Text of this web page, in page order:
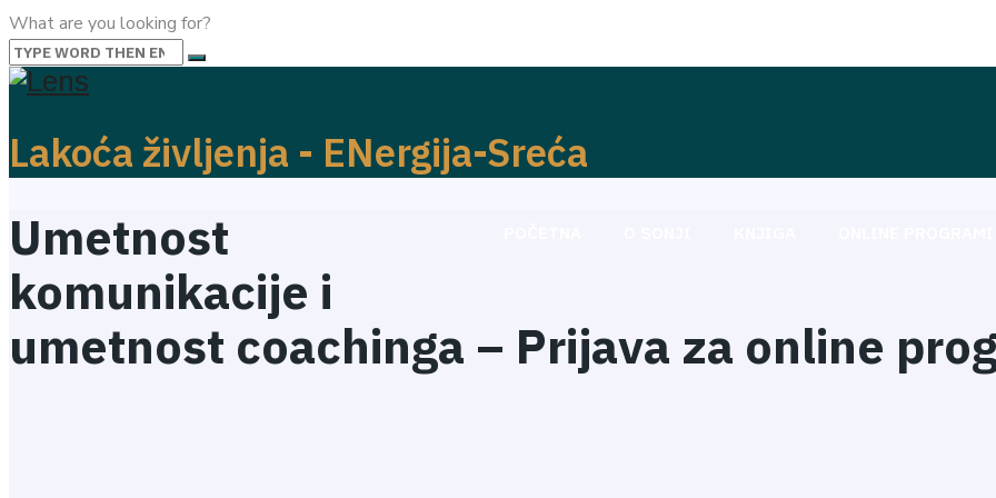
What are you looking for?
Lakoća življenja - ENergija-Sreća
Umetnost
komunikacije i
umetnost coachinga – Prijava za online